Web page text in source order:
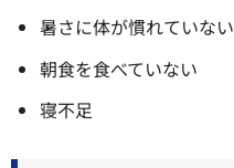
暑さに体が慣れていない
朝食を食べていない
寝不足